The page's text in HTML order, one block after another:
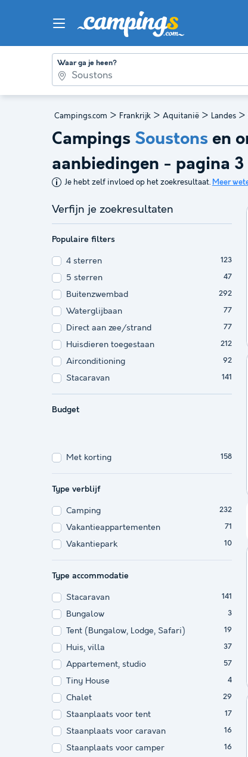
Waar ga je heen?
Campings.com > Frankrijk > Aquitanië > Landes >
Campings Soustons en
aanbiedingen - pagina 3
Je hebt zelf invloed op het zoekresultaat. Meer
Verfijn je zoekresultaten
Populaire filters
4 sterren 123
5 sterren 47
Buitenzwembad 292
Waterglijbaan 77
Direct aan zee/strand 77
Huisdieren toegestaan 212
Airconditioning 92
Stacaravan 141
Budget
Met korting 158
Type verblijf
Camping 232
Vakantieappartementen 71
Vakantiepark 10
Type accommodatie
Stacaravan 141
Bungalow 3
Tent (Bungalow, Lodge, Safari) 19
Huis, villa 37
Appartement, studio 57
Tiny House 4
Chalet 29
Staanplaats voor tent 17
Staanplaats voor caravan 16
Staanplaats voor camper 16